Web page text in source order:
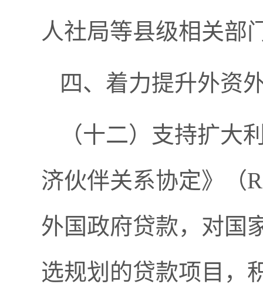
人社局等县级相关部
四、着力提升外资
（十二）支持扩大
济伙伴关系协定》（
外国政府贷款，对国
选规划的贷款项目，